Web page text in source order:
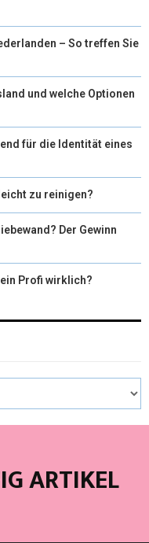
– So treffen Sie
und welche Optionen
für die Identität eines
zu reinigen?
Der Gewinn
Profi wirklich?
ARTIKEL